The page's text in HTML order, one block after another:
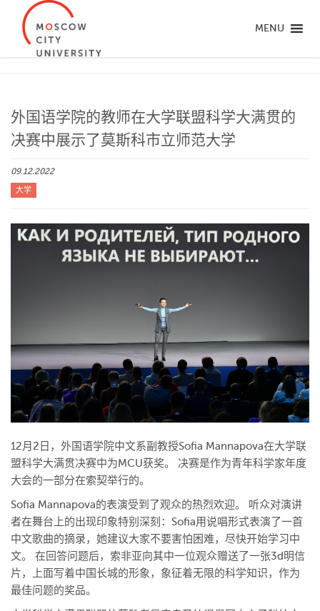
MENU
外国语学院的教师在大学联盟科学大满贯的
决赛中展示了莫斯科市立师范大学
09.12.2022
大学
12月2日，外国语学院中文系副教授Sofia Mannapova在大学联
盟科学大满贯决赛中为MCU获奖。 决赛是作为青年科学家年度
大会的一部分在索契举行的。
Sofia Mannapova的表演受到了观众的热烈欢迎。 听众对演讲
者在舞台上的出现印象特别深刻：Sofia用说唱形式表演了一首
中文歌曲的摘录，她建议大家不要害怕困难，尽快开始学习中
文。 在回答问题后，索非亚向其中一位观众赠送了一张3d明信
片，上面写着中国长城的形象，象征着无限的科学知识，作为
最佳问题的奖品。